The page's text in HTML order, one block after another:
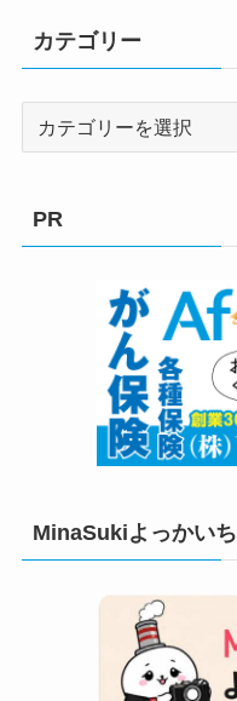
カテゴリー
PR
MinaSukiよっかいち